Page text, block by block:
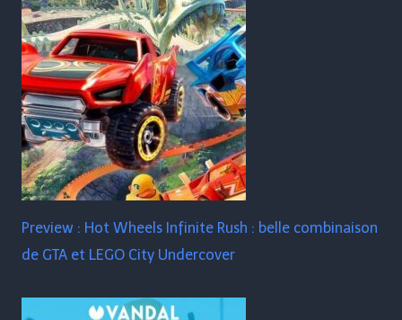
Preview : Hot Wheels Infinite Rush : belle combinaison
de GTA et LEGO City Undercover